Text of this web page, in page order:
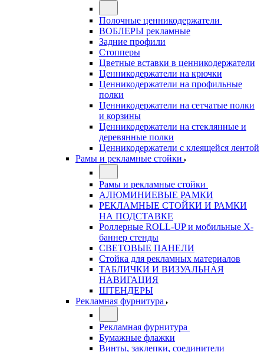
Полочные ценникодержатели
ВОБЛЕРЫ рекламные
Задние профили
Стопперы
Цветные вставки в ценникодержатели
Ценникодержатели на крючки
Ценникодержатели на профильные
полки
Ценникодержатели на сетчатые полки
и корзины
Ценникодержатели на стеклянные и
деревянные полки
Ценникодержатели с клеящейся лентой
Рамы и рекламные стойки
Рамы и рекламные стойки
АЛЮМИНИЕВЫЕ РАМКИ
РЕКЛАМНЫЕ СТОЙКИ И РАМКИ
НА ПОДСТАВКЕ
Роллерные ROLL-UP и мобильные X-
баннер стенды
СВЕТОВЫЕ ПАНЕЛИ
Стойка для рекламных материалов
ТАБЛИЧКИ И ВИЗУАЛЬНАЯ
НАВИГАЦИЯ
ШТЕНДЕРЫ
Рекламная фурнитура
Рекламная фурнитура
Бумажные флажки
Винты, заклепки, соединители